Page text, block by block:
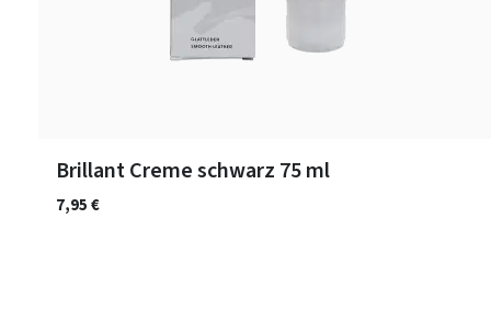
Brillant Creme schwarz 75 ml
7,95 €